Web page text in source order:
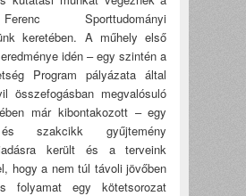
Sporttudományi
keretében. A műhely első
idén – egy szintén a
Program pályázata által
összefogásban megvalósuló
már kibontakozott – egy
szakcikk gyűjtemény
került és a terveink
hogy a nem túl távoli jövőben
folyamat egy kötetsorozat